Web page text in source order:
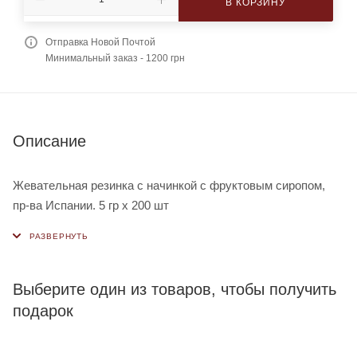
В КОРЗИНУ
Отправка Новой Почтой
Минимальный заказ - 1200 грн
Описание
Жевательная резинка с начинкой с фруктовым сиропом,
пр-ва Испании. 5 гр х 200 шт
Выберите один из товаров, чтобы получить
подарок